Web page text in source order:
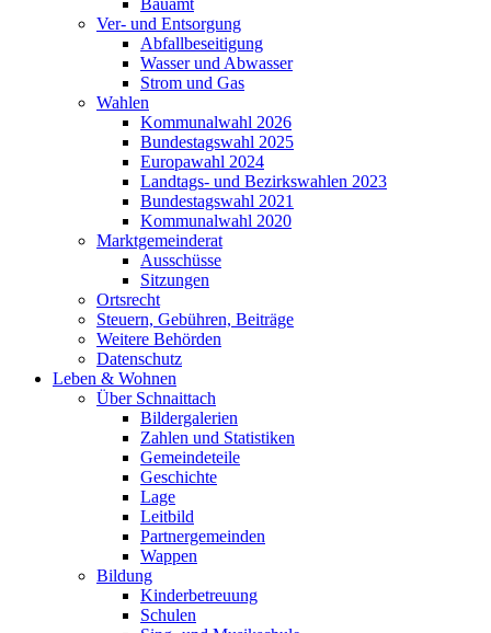
Bauamt
Ver- und Entsorgung
Abfallbeseitigung
Wasser und Abwasser
Strom und Gas
Wahlen
Kommunalwahl 2026
Bundestagswahl 2025
Europawahl 2024
Landtags- und Bezirkswahlen 2023
Bundestagswahl 2021
Kommunalwahl 2020
Marktgemeinderat
Ausschüsse
Sitzungen
Ortsrecht
Steuern, Gebühren, Beiträge
Weitere Behörden
Datenschutz
Leben & Wohnen
Über Schnaittach
Bildergalerien
Zahlen und Statistiken
Gemeindeteile
Geschichte
Lage
Leitbild
Partnergemeinden
Wappen
Bildung
Kinderbetreuung
Schulen